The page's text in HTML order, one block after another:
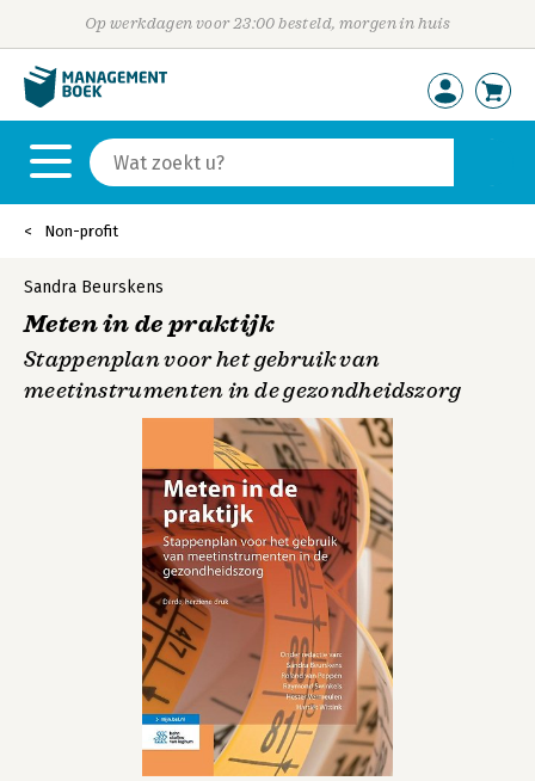
Op werkdagen voor 23:00 besteld, morgen in huis
Non-profit
Sandra Beurskens
Meten in de praktijk
Stappenplan voor het gebruik van
meetinstrumenten in de gezondheidszorg